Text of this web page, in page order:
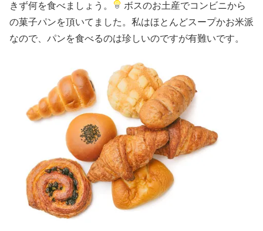
きず何を食べましょう。
ボスのお土産でコンビニから
の菓子パンを頂いてました。私はほとんどスープかお米派
なので、パンを食べるのは珍しいのですが有難いです。